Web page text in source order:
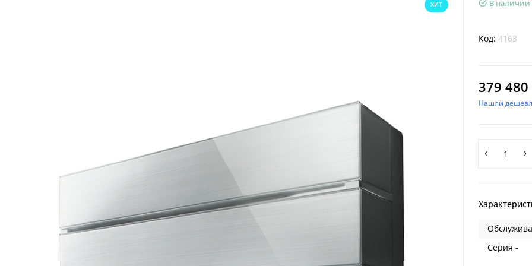
ХИТ В наличии
Код: 4163
379 480
Нашли
Серия -